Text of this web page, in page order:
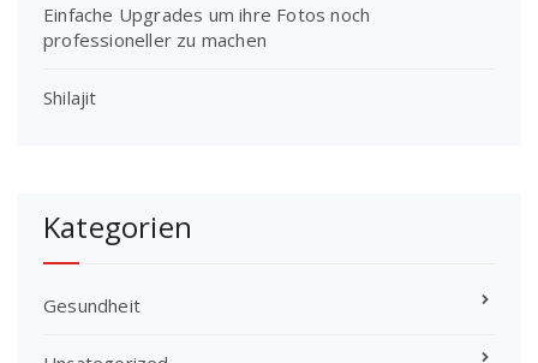
Einfache Upgrades um ihre Fotos noch
professioneller zu machen
Shilajit
Kategorien
Gesundheit